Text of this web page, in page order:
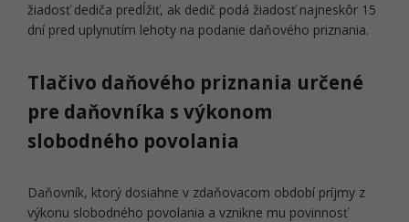
žiadosť dediča predĺžiť, ak dedič podá žiadosť najneskôr 15
dní pred uplynutím lehoty na podanie daňového priznania.
Tlačivo daňového priznania určené
pre daňovníka s výkonom
slobodného povolania
Daňovník, ktorý dosiahne v zdaňovacom období príjmy z
výkonu slobodného povolania a vznikne mu povinnosť